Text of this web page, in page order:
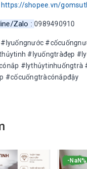
https://shopee.vn/
Zalo :0989490910
#lyuốngtràđẹp
#lythủytinhuốngtrà
#cốcuốngtràcónắpđậy
-NaN%